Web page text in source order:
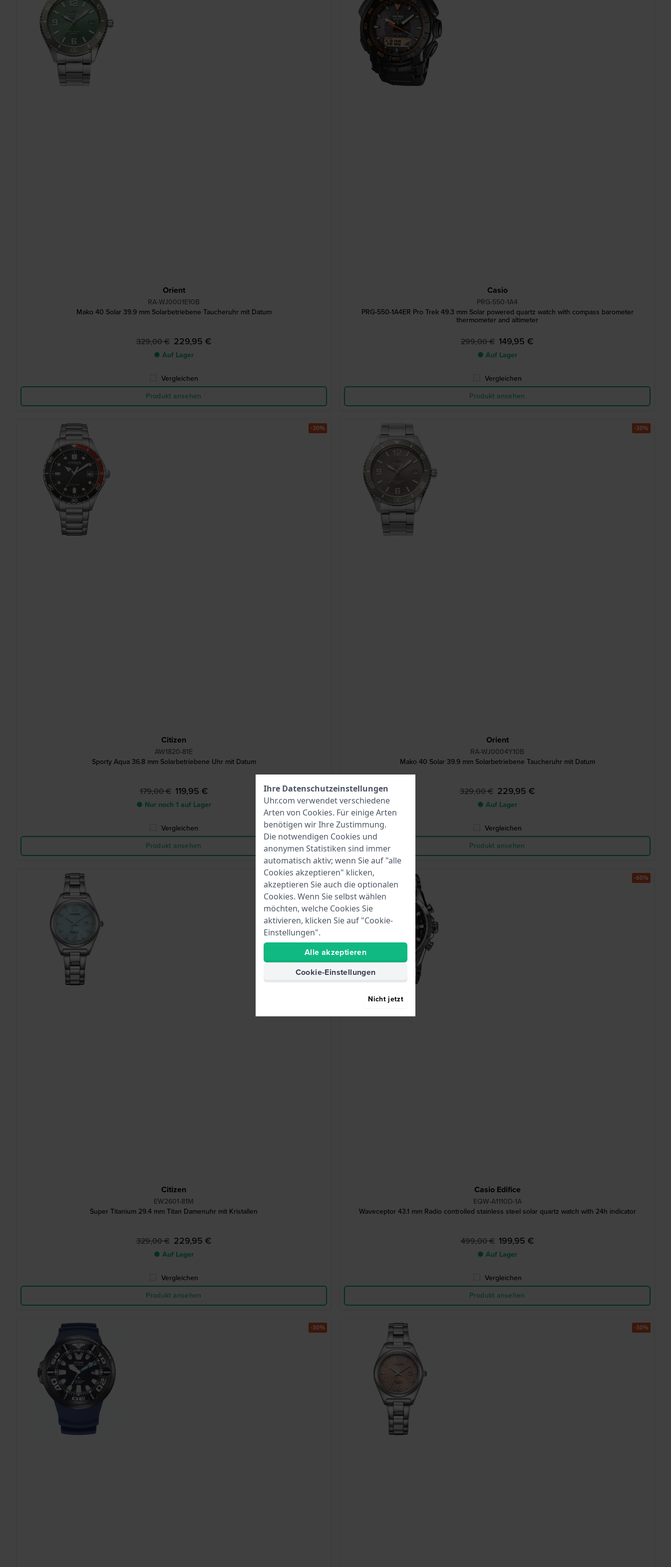
Orient
RA-WJ0001E10B
Mako 40 Solar 39.9 mm Solarbetriebene Taucheruhr mit Datum
329,00 € 229,95 €
● Auf Lager
Vergleichen
Produkt ansehen
Casio
PRG-550-1A4
PRG-550-1A4ER Pro Trek 49.3 mm Solar powered quartz watch with compass barometer
thermometer and altimeter
299,00 € 149,95 €
● Auf Lager
Vergleichen
Produkt ansehen
Citizen
AW1820-81E
Sporty Aqua 36.8 mm Solarbetriebene Uhr mit Datum
179,00 € 119,95 €
● Nur noch 1 auf Lager
Vergleichen
Produkt ansehen
-30%
Orient
RA-WJ0004Y10B
Mako 40 Solar 39.9 mm Solarbetriebene Taucheruhr mit Datum
329,00 € 229,95 €
● Auf Lager
Vergleichen
Produkt ansehen
-30%
Citizen
EW2601-81M
Super Titanium 29.4 mm Titan Damenuhr mit Kristallen
329,00 € 229,95 €
● Auf Lager
Vergleichen
Produkt ansehen
-30%
Casio Edifice
EQW-A1110D-1A
Waveceptor 43.1 mm Radio controlled stainless steel solar quartz watch with 24h indicator
499,00 € 199,95 €
● Auf Lager
Vergleichen
Produkt ansehen
-60%
-30% -30%
Ihre Datenschutzeinstellungen
Uhr.com verwendet verschiedene
Arten von Cookies. Für einige Arten
benötigen wir Ihre Zustimmung.
Die notwendigen Cookies und
anonymen Statistiken sind immer
automatisch aktiv; wenn Sie auf "alle
Cookies akzeptieren" klicken,
akzeptieren Sie auch die optionalen
Cookies. Wenn Sie selbst wählen
möchten, welche Cookies Sie
aktivieren, klicken Sie auf "Cookie-
Einstellungen".
Alle akzeptieren
Cookie-Einstellungen
Nicht jetzt